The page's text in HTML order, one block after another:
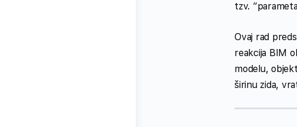
tzv.
Ovaj rad
reakcija BIM
modelu,
širinu zida,